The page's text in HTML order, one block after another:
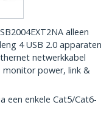
alleen
4 USB 2.0 apparaten
netwerkkabel
monitor power, link &
een enkele Cat5/Cat6-